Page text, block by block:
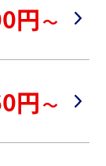
円 ～
円 ～